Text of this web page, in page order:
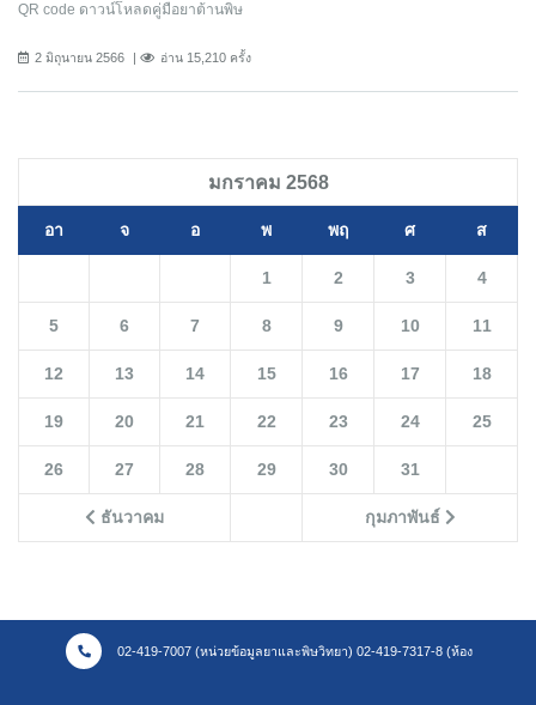
QR code ดาวน์โหลดคู่มือยาต้านพิษ
2 มิถุนายน 2566 อ่าน 15,210 ครั้ง
มกราคม 2568
อา จ อ พ พฤ ศ ส
ธันวาคม กุมภาพันธ์
1 2 3 4
5 6 7 8 9 10 11
12 13 14 15 16 17 18
19 20 21 22 23 24 25
26 27 28 29 30 31
02-419-7007 (หน่วยข้อมูลยาและพิษวิทยา) 02-419-7317-8 (ห้อง